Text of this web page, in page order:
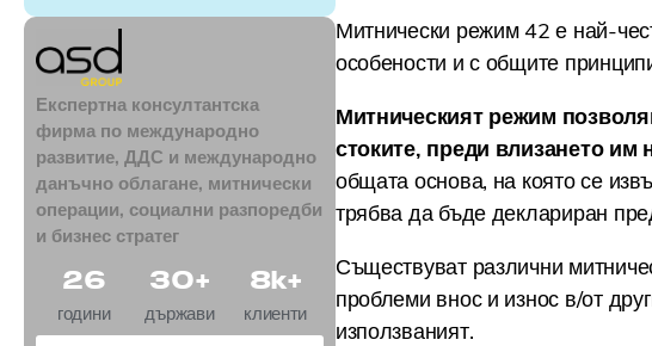
u
p
Експертна консултантска
фирма по международно
развитие, ДДС и международно
данъчно облагане, митнически
операции, социални разпоредби
и бизнес стратег
години
26
държави
30+
клиенти
8k+
Митнически режим 42 е най-
особености и с общите
Митническият режим
стоките, преди влизането им
общата основа, на която се
трябва да бъде деклариран
Съществуват различни
проблеми внос и износ в/от
използваният.